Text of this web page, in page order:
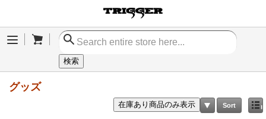
Menu
検索
グッズ
Sort
在庫あり商品のみ表示